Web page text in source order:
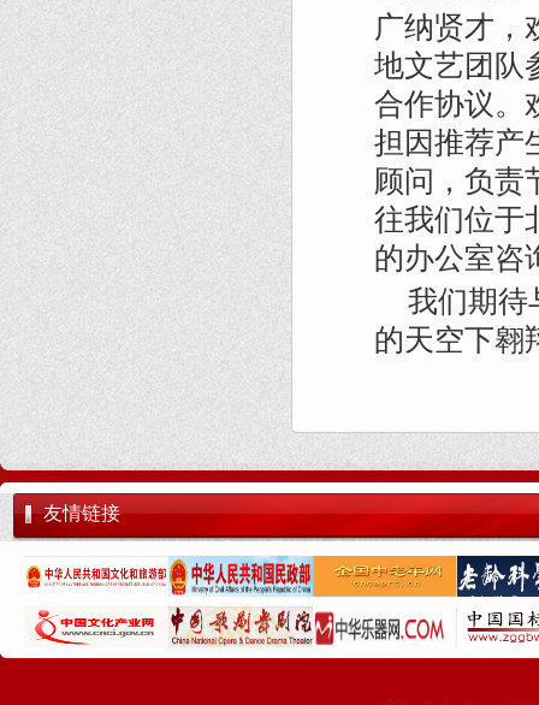
广纳贤才，
地文艺团队
合作协议。
担因推荐产
顾问，负责
往我们位于
的办公室咨
我们期待
的天空下翱
友情链接